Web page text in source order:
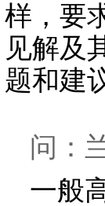
样，要
见解及
题和建
问：
一般